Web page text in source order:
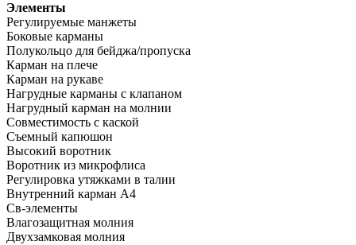
Элементы
Регулируемые манжеты
Боковые карманы
Полукольцо для бейджа/пропуска
Карман на плече
Карман на рукаве
Нагрудные карманы с клапаном
Нагрудный карман на молнии
Совместимость с каской
Съемный капюшон
Высокий воротник
Воротник из микрофлиса
Регулировка утяжками в талии
Внутренний карман A4
Св-элементы
Влагозащитная молния
Двухзамковая молния